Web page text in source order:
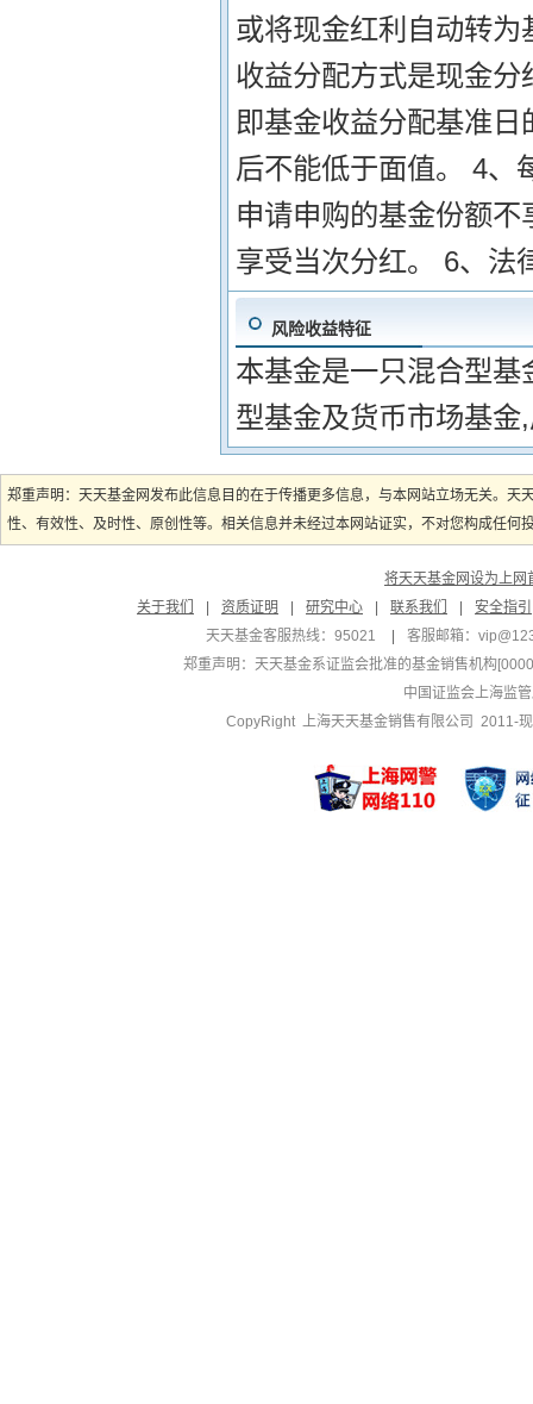
或将现金红利自动转
收益分配方式是现金
即基金收益分配基准
后不能低于面值。 4、
申请申购的基金份额
享受当次分红。 6、法
风险收益特征
本基金是一只混合型
型基金及货币市场基
郑重声明：天天基金网发布此信息目的在于传播更多信息，与本网站立场无关。
性、有效性、及时性、原创性等。相关信息并未经过本网站证实，不对您构成任
将天天基金网设为上网
关于我们
资质证明 研究中心 联系我们
安全指引
天天基金客服热线：95021
客服邮箱：
郑重声明： 天天基金系证监会批准的基金销售机构
中国证监会上海监
CopyRight 上海天天基金销售有限公司 2011-